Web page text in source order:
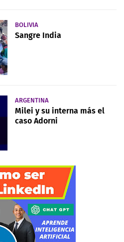
BOLIVIA
Sangre India
ARGENTINA
Milei y su interna más el
caso Adorni